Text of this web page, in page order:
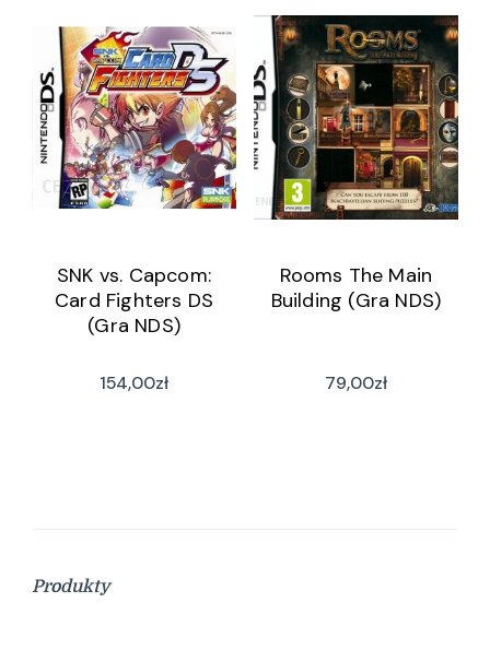
SNK vs. Capcom:
Card Fighters DS
(Gra NDS)
154,00zł
Rooms The Main
Building (Gra NDS)
79,00zł
Produkty